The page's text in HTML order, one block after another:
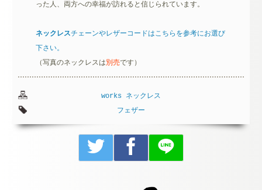
った人、両方への幸福が訪れると信じられています。
ネックレスチェーンやレザーコードはこちらを参考にお選び
下さい。
（写真のネックレスは別売です）
works ネックレス
フェザー